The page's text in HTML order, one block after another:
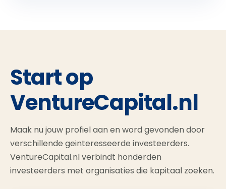
Start op
VentureCapital.nl
Maak nu jouw profiel aan en word gevonden door
verschillende geinteresseerde investeerders.
VentureCapital.nl verbindt honderden
investeerders met organisaties die kapitaal zoeken.